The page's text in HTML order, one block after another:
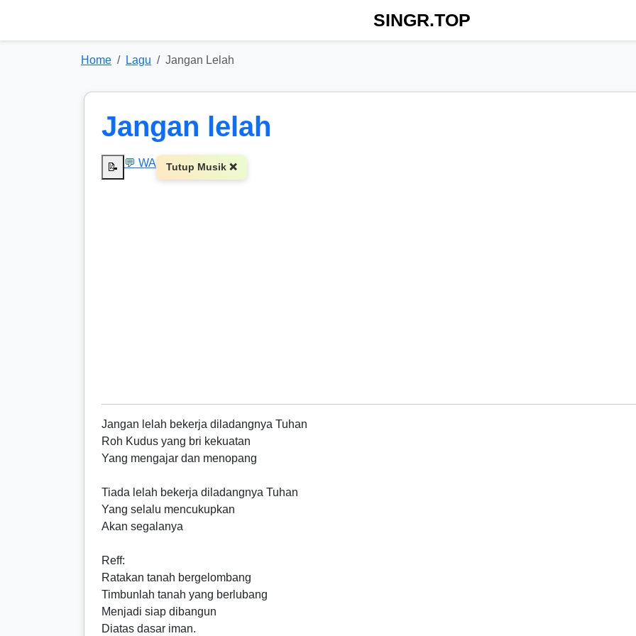
SINGR.TOP
Home Lagu Jangan Lelah
Jangan lelah
📝 💬 WA Tutup Musik ❌
Jangan lelah bekerja diladangnya Tuhan
Roh Kudus yang bri kekuatan
Yang mengajar dan menopang
Tiada lelah bekerja diladangnya Tuhan
Yang selalu mencukupkan
Akan segalanya
Reff:
Ratakan tanah bergelombang
Timbunlah tanah yang berlubang
Menjadi siap dibangun
Diatas dasar iman.